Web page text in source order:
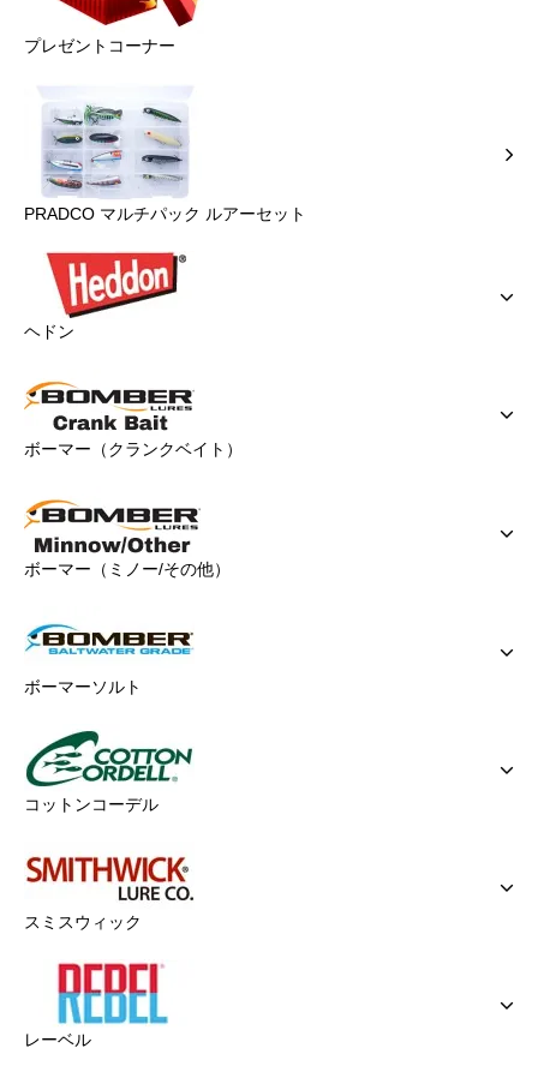
プレゼントコーナー
PRADCO マルチパック ルアーセット
ヘドン
ボーマー（クランクベイト）
ボーマー（ミノー/その他）
ボーマーソルト
コットンコーデル
スミスウィック
レーベル